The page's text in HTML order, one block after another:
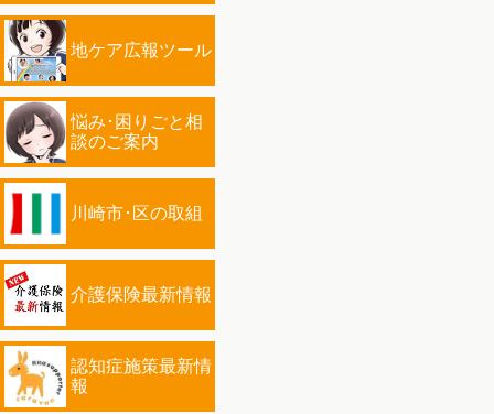
地ケア広報ツール
悩み･困りごと相
談のご案内
川崎市･区の取組
介護保険最新情報
認知症施策最新情
報